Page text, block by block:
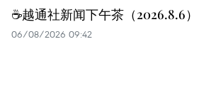
☕️越通社新闻下午茶（2026.8.6）
06/08/2026 09:42